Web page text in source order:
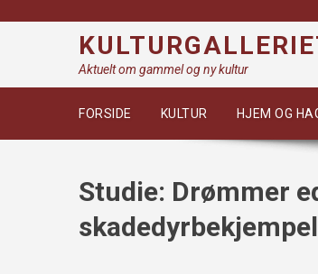
Aktuelt om gammel og ny kultur
FORSIDE KULTUR HJEM OG
Studie: Drømmer